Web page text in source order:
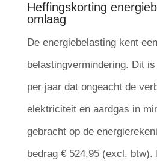
Heffingskorting
omlaag
De energiebelasting kent een
belastingvermindering. Dit
per jaar dat ongeacht de
elektriciteit en aardgas in
gebracht op de
bedrag € 524,95 (excl.